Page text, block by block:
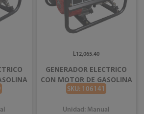
GENERADOR ELECTRICO
CON MOTOR DE GASOLINA
4 TIEMPOS 3000W
SKU: 106141
L12,065.40
Unidad: Manual